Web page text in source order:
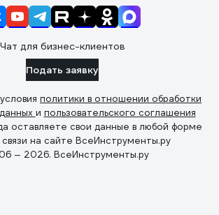
Чат для бизнес-клиентов
Подать заявку
политики в отношении обработки
и пользовательского соглашения
оставляете свои данные в любой форме
на сайте ВсеИнструменты.ру
— 2026. ВсеИнструменты.ру